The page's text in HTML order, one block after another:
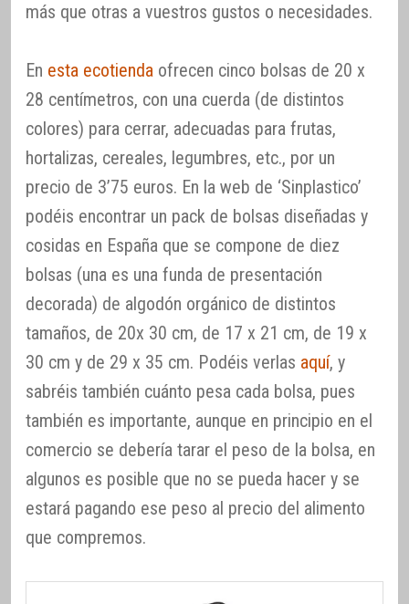
más que otras a vuestros gustos o necesidades.
En esta ecotienda ofrecen cinco bolsas de 20 x
28 centímetros, con una cuerda (de distintos
colores) para cerrar, adecuadas para frutas,
hortalizas, cereales, legumbres, etc., por un
precio de 3’75 euros. En la web de ‘Sinplastico’
podéis encontrar un pack de bolsas diseñadas y
cosidas en España que se compone de diez
bolsas (una es una funda de presentación
decorada) de algodón orgánico de distintos
tamaños, de 20x 30 cm, de 17 x 21 cm, de 19 x
30 cm y de 29 x 35 cm. Podéis verlas aquí, y
sabréis también cuánto pesa cada bolsa, pues
también es importante, aunque en principio en el
comercio se debería tarar el peso de la bolsa, en
algunos es posible que no se pueda hacer y se
estará pagando ese peso al precio del alimento
que compremos.